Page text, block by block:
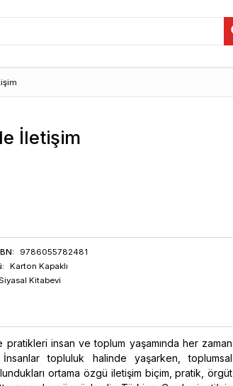
İletişim
:
9786055782481
Karton Kapaklı
Kitabevi
insan ve toplum yaşamında her zaman
topluluk halinde yaşarken, toplumsal
ortama özgü iletişim biçim, pratik, örgüt